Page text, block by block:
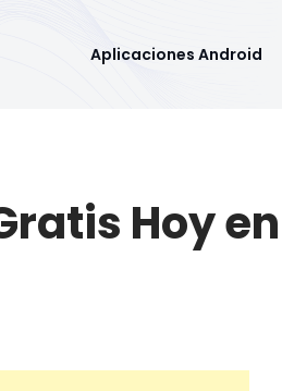
Aplicaciones Android
Hoy en